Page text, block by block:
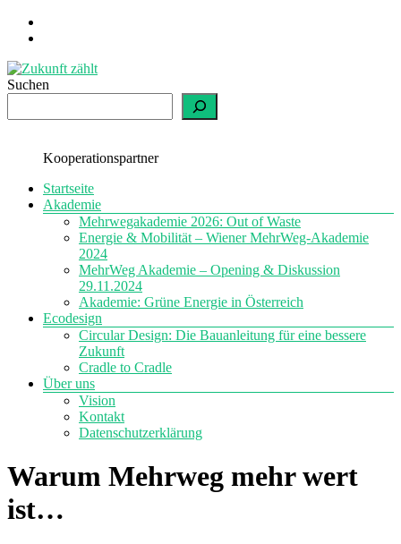
Zum
Inhalt
zählt
einfach
Suchen
Kooperationspartner
Menü
Startseite
Akademie
Mehrwegakademie 2026: Out of Waste
Energie & Mobilität – Wiener MehrWeg-Akademie
2024
MehrWeg Akademie – Opening & Diskussion
29.11.2024
Akademie: Grüne Energie in Österreich
Ecodesign
Circular Design: Die Bauanleitung für eine bessere
Zukunft
Cradle to Cradle
Über uns
Vision
Kontakt
Datenschutzerklärung
Warum Mehrweg mehr wert
ist…